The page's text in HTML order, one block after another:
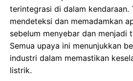
terintegrasi di dalam kendaraan.
mendeteksi dan memadamkan
sebelum menyebar dan menjadi
Semua upaya ini menunjukkan
industri dalam memastikan
listrik.